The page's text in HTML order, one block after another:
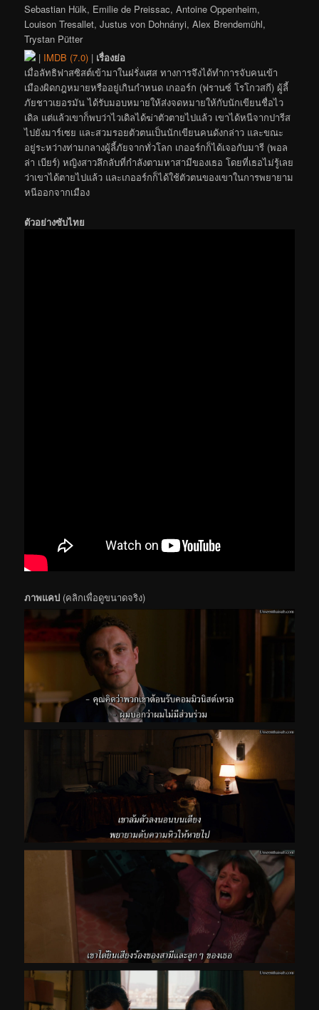
Sebastian Hülk, Emilie de Preissac, Antoine Oppenheim,
Louison Tresallet, Justus von Dohnányi, Alex Brendemühl,
Trystan Pütter
| IMDB (7.0) | เรื่องย่อ
เมื่อลัทธิฟาสซิสต์เข้ามาในฝรั่งเศส ทางการจึงได้ทำการจับคนเข้า
เมืองผิดกฎหมายหรืออยู่เกินกำหนด เกออร์ก (ฟรานซ์ โรโกวสกี) ผู้ลี้
ภัยชาวเยอรมัน ได้รับมอบหมายให้ส่งจดหมายให้กับนักเขียนชื่อไว
เดิล แต่แล้วเขาก็พบว่าไวเดิลได้ฆ่าตัวตายไปแล้ว เขาได้หนีจากปารีส
ไปยังมาร์เซย และสวมรอยตัวตนเป็นนักเขียนคนดังกล่าว และขณะ
อยู่ระหว่างท่ามกลางผู้ลี้ภัยจากทั่วโลก เกออร์กก็ได้เจอกับมารี (พอล
ล่า เบียร์) หญิงสาวลึกลับที่กำลังตามหาสามีของเธอ โดยที่เธอไม่รู้เลย
ว่าเขาได้ตายไปแล้ว และเกออร์กก็ได้ใช้ตัวตนของเขาในการพยายาม
หนีออกจากเมือง
ตัวอย่างซับไทย
ภาพแคป (คลิกเพื่อดูขนาดจริง)